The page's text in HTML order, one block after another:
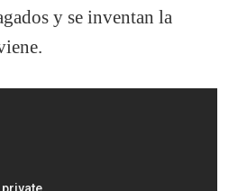
y se inventan la